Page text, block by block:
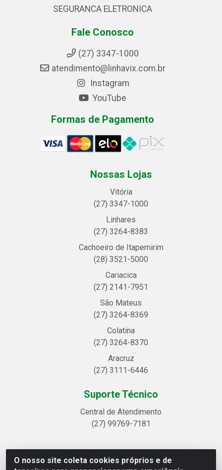
O nosso site coleta cookies próprios e de
SEGURANCA ELETRONICA
Fale Conosco
(27) 3347-1000
atendimento@linhavix.com.br
Instagram
YouTube
Formas de Pagamento
Nossas Lojas
Vitória
(27) 3347-1000
Linhares
(27) 3264-8383
Cachoeiro de Itapemirim
(28) 3521-5000
Cariacica
(27) 2141-7951
São Mateus
(27) 3264-8369
Colatina
(27) 3264-8370
Aracruz
(27) 3111-6446
Suporte Técnico
Central de Atendimento
(27) 99769-7181
Linhavix Distribuidora LTDA - Avenida Alegre, 2521 -